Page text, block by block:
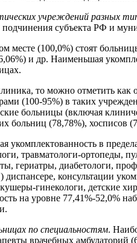
учреждений разных
субъекта РФ и
(100,0%) стоят
и др. Наименьшая
то можно отметить
(100-95%) в таких
больницы (включая
больниц (78,78%), хосписов
укомплектованность в
травматологи-ортопеды,
гериатры, диабетологи,
консультации
гинекологи, детские
на уровне 77,41%-52,0%
по специальностям.
врачебных